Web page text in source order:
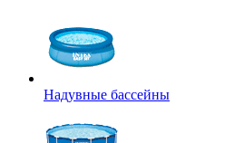
Надувные бассейны